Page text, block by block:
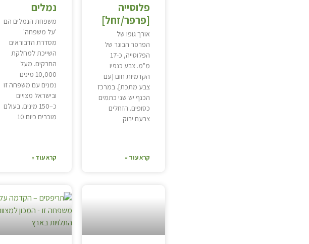
פלוסייה
[פרפר/זחל]
אורך גופו של
הפרפר הבוגר של
הפלוסייה, כ-17
מ"מ. צבע כנפיו
הקדמיות חום [עם
צבע מתכת]. במרכז
הכנף יש שני כתמים
כסופים. הזחלים
צבעם ירוק
קרא עוד »
נמלים
משפחת הנמלים הם
'על משפחה'
מסדרת הדבוראים
השייכת למחלקת
החרקים. מעל
10,000 מינים
נמנים עם משפחה זו
ובישראל מצויים
כ–150 מינים. בעולם
מוכרים כיום 10
קרא עוד »